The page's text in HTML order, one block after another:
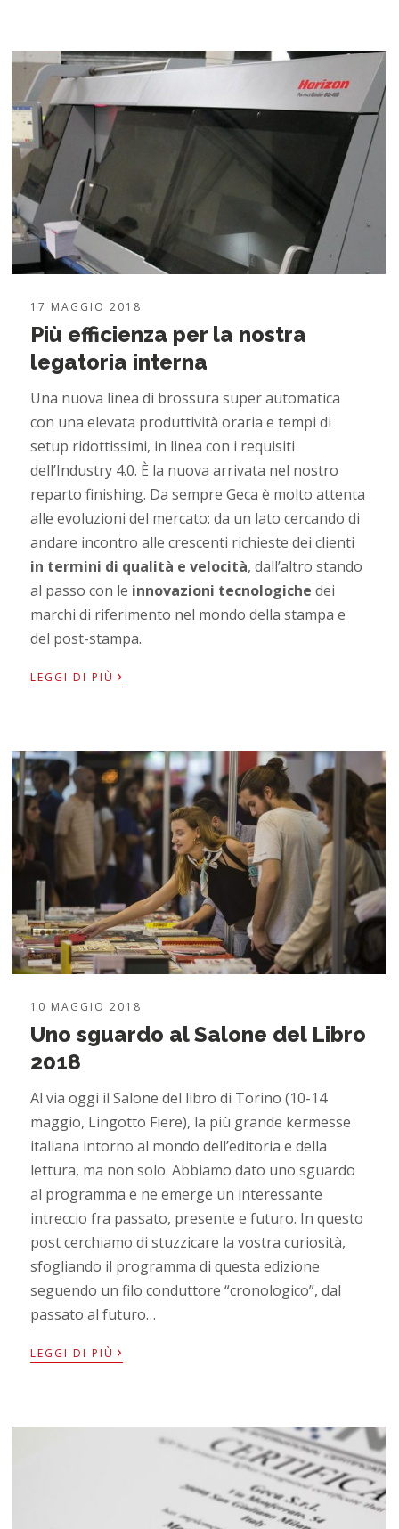
17 MAGGIO 2018
Più efficienza per la nostra
legatoria interna
Una nuova linea di brossura super automatica
con una elevata produttività oraria e tempi di
setup ridottissimi, in linea con i requisiti
dell’Industry 4.0. È la nuova arrivata nel nostro
reparto finishing. Da sempre Geca è molto attenta
alle evoluzioni del mercato: da un lato cercando di
andare incontro alle crescenti richieste dei clienti
in termini di qualità e velocità, dall’altro stando
al passo con le innovazioni tecnologiche dei
marchi di riferimento nel mondo della stampa e
del post-stampa.
LEGGI DI PIÙ ›
10 MAGGIO 2018
Uno sguardo al Salone del Libro
2018
Al via oggi il Salone del libro di Torino (10-14
maggio, Lingotto Fiere), la più grande kermesse
italiana intorno al mondo dell’editoria e della
lettura, ma non solo. Abbiamo dato uno sguardo
al programma e ne emerge un interessante
intreccio fra passato, presente e futuro. In questo
post cerchiamo di stuzzicare la vostra curiosità,
sfogliando il programma di questa edizione
seguendo un filo conduttore “cronologico”, dal
passato al futuro…
LEGGI DI PIÙ ›